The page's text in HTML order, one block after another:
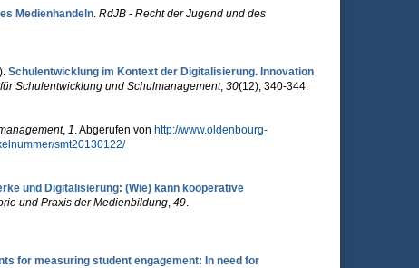
Medienhandeln. RdJB - Recht der Jugend und des
Schulentwicklung im Kontext der Digitalisierung. Innovation
Schulentwicklung und Schulmanagement, 30(12), 340-344.
, 1. Abgerufen von http://www.oldenbourg-
smt20130122/
und Digitalisierung: (Wie) kann kooperative
und Praxis der Medienbildung, 49.
for measuring student engagement: In need for